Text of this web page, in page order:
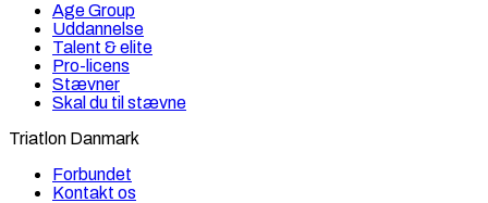
Age Group
Uddannelse
Talent & elite
Pro-licens
Stævner
Skal du til stævne
Triatlon Danmark
Forbundet
Kontakt os